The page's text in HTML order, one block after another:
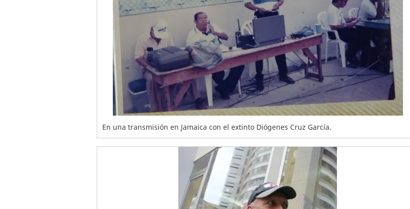
En una transmisión en Jamaica con el extinto Diógenes Cruz García.